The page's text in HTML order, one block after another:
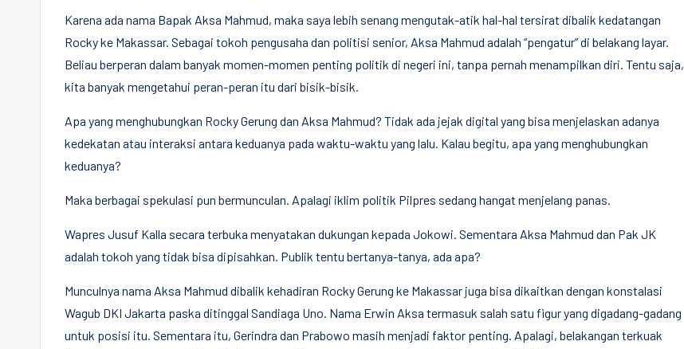
Karena ada nama Bapak Aksa Mahmud, maka saya lebih senang mengutak-atik hal-hal tersirat dibalik kedatangan
Rocky ke Makassar. Sebagai tokoh pengusaha dan politisi senior, Aksa Mahmud adalah “pengatur” di belakang layar.
Beliau berperan dalam banyak momen-momen penting politik di negeri ini, tanpa pernah menampilkan diri. Tentu saja,
kita banyak mengetahui peran-peran itu dari bisik-bisik.
Apa yang menghubungkan Rocky Gerung dan Aksa Mahmud? Tidak ada jejak digital yang bisa menjelaskan adanya
kedekatan atau interaksi antara keduanya pada waktu-waktu yang lalu. Kalau begitu, apa yang menghubungkan
keduanya?
Maka berbagai spekulasi pun bermunculan. Apalagi iklim politik Pilpres sedang hangat menjelang panas.
Wapres Jusuf Kalla secara terbuka menyatakan dukungan kepada Jokowi. Sementara Aksa Mahmud dan Pak JK
adalah tokoh yang tidak bisa dipisahkan. Publik tentu bertanya-tanya, ada apa?
Munculnya nama Aksa Mahmud dibalik kehadiran Rocky Gerung ke Makassar juga bisa dikaitkan dengan konstalasi
Wagub DKI Jakarta paska ditinggal Sandiaga Uno. Nama Erwin Aksa termasuk salah satu figur yang digadang-gadang
untuk posisi itu. Sementara itu, Gerindra dan Prabowo masih menjadi faktor penting. Apalagi, belakangan terkuak